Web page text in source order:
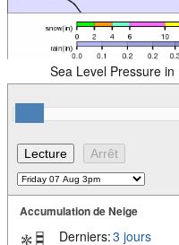
Sea Level Pressure
Accumulation de Neige
Derniers:3 jours